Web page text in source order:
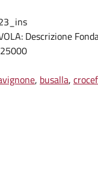
Descrizione
, busalla,